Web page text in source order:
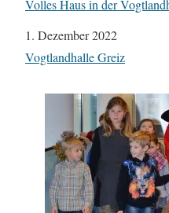
Volles Haus in der
Datum
1. Dezember 2022
In Bezug auf
Vogtlandhalle Greiz